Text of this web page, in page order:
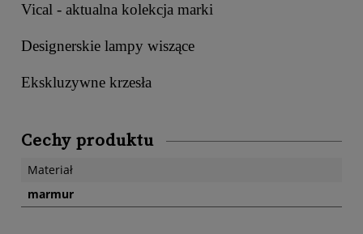
Vical - aktualna kolekcja marki
Designerskie lampy wiszące
Ekskluzywne krzesła
Cechy produktu
Materiał
marmur